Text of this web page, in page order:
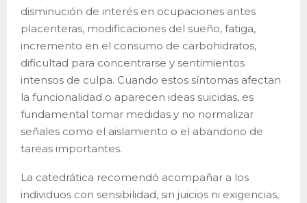
disminución de interés en ocupaciones antes
placenteras, modificaciones del sueño, fatiga,
incremento en el consumo de carbohidratos,
dificultad para concentrarse y sentimientos
intensos de culpa. Cuando estos síntomas afectan
la funcionalidad o aparecen ideas suicidas, es
fundamental tomar medidas y no normalizar
señales como el aislamiento o el abandono de
tareas importantes.
La catedrática recomendó acompañar a los
individuos con sensibilidad, sin juicios ni exigencias,